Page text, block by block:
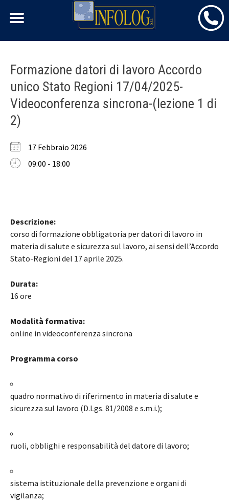
Skip
content
Formazione datori di lavoro Accordo
unico Stato Regioni 17/04/2025-
Videoconferenza sincrona-(lezione 1 di
2)
17 Febbraio 2026
09:00 - 18:00
Descrizione:
corso di formazione obbligatoria per datori di lavoro in
materia di salute e sicurezza sul lavoro, ai sensi dell’Accordo
Stato-Regioni del 17 aprile 2025.
Durata:
16 ore
Modalità formativa:
online in videoconferenza sincrona
Programma corso
quadro normativo di riferimento in materia di salute e
sicurezza sul lavoro (D.Lgs. 81/2008 e s.m.i.);
ruoli, obblighi e responsabilità del datore di lavoro;
sistema istituzionale della prevenzione e organi di
vigilanza;